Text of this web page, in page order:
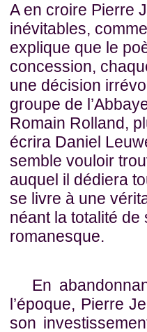
A en croire Pierre
inévitables,
explique que le
concession,
une décision
groupe de
Romain Rolland,
écrira Daniel
semble vouloir
auquel il dédiera
se livre à une
néant la totalité
romanesque.
En
l’époque, Pierre
son